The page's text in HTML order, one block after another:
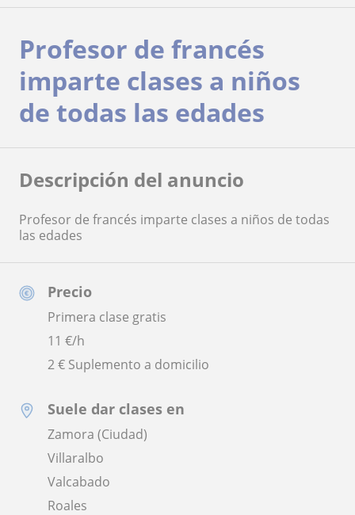
Precio
Primera clase gratis
11 €/h
2 € Suplemento a domicilio
Suele dar clases en
Zamora (Ciudad)
Villaralbo
Valcabado
Roales
Profesor de francés
imparte clases a niños
de todas las edades
Descripción del anuncio
Profesor de francés imparte clases a niños de todas
las edades